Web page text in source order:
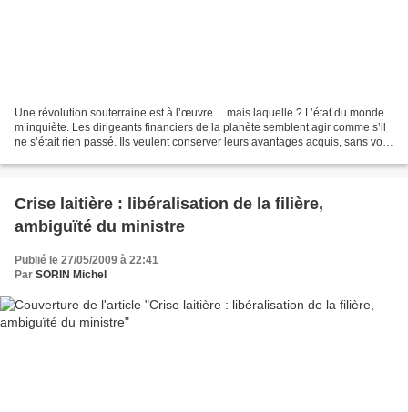
Une révolution souterraine est à l’œuvre ... mais laquelle ? L’état du monde
m’inquiète. Les dirigeants financiers de la planète semblent agir comme s’il
ne s’était rien passé. Ils veulent conserver leurs avantages acquis, sans voir
Crise laitière : libéralisation de la filière,
ambiguïté du ministre
Publié le 27/05/2009 à 22:41
Par SORIN Michel